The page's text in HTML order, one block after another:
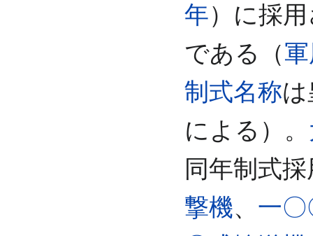
年）に採
である（
制式名称
による）。
同年制式
撃機、 一